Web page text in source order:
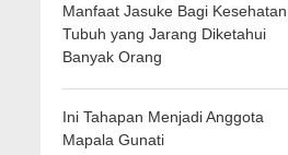
Manfaat Jasuke Bagi Kesehatan
Tubuh yang Jarang Diketahui
Banyak Orang
Ini Tahapan Menjadi Anggota
Mapala Gunati